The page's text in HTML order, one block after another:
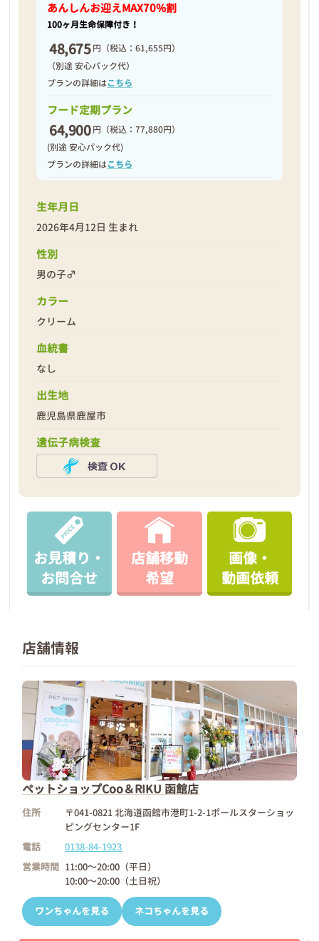
❮
あんしんお迎えMAX70%割
100ヶ月生命保障付き！
48,675 円 （税込：61,655円）
（別途 安心パック代）
プランの詳細はこちら
フード定期プラン
64,900 円 （税込：77,880円）
(別途 安心パック代)
プランの詳細はこちら
生年月日
2026年4月12日 生まれ
性別
男の子♂
カラー
クリーム
血統書
なし
出生地
鹿児島県鹿屋市
遺伝子病検査
お見積り・
お問合せ
店舗移動
希望
画像・
動画依頼
店舗情報
ペットショップCoo＆RIKU 函館店
住所
〒041-0821 北海道函館市港町1-2-1ポールスターショッ
ピングセンター1F
電話
0138-84-1923
営業時間 11:00～20:00（平日）
10:00～20:00（土日祝）
ワンちゃんを見る ネコちゃんを見る